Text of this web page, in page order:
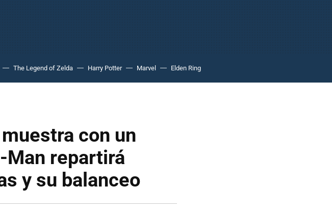
The Legend of Zelda Harry Potter Marvel Elden Ring
con un
Man repartirá
y su balanceo